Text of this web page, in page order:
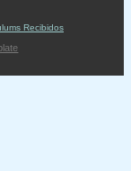
Recibidos